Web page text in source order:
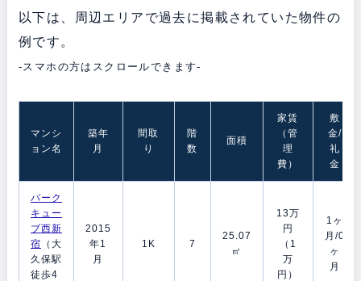
以下は、周辺エリアで過去に掲載されていた物件の
例です。
-スマホの方はスクロールできます-
マンシ
ョン名
築年
月
間取
り
階
数
面積
家賃
（管
理
費）
敷
金/
礼
金
パーク
キュー
ブ西新
宿 （大
久保駅
徒歩4
2015
年1
月
1K 7
25.07
㎡
13万
円
（1
万
円）
1ヶ
月/0
ヶ
月